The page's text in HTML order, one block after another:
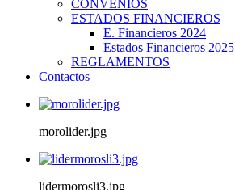
CONVENIOS
ESTADOS FINANCIEROS
E. Financieros 2024
Estados Financieros 2025
REGLAMENTOS
Contactos
morolider.jpg
lidermorosli3.jpg